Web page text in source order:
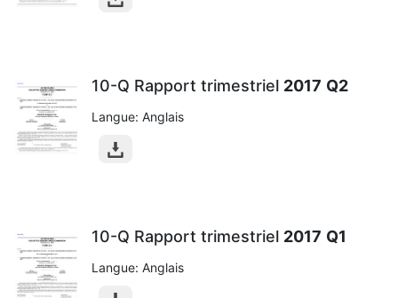
10-Q Rapport trimestriel 2017 Q2
Langue: Anglais
10-Q Rapport trimestriel 2017 Q1
Langue: Anglais